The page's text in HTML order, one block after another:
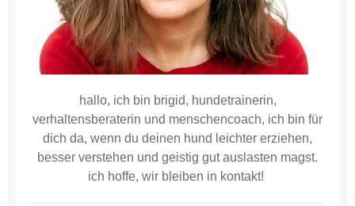
hallo, ich bin brigid, hundetrainerin,
verhaltensberaterin und menschencoach, ich bin für
dich da, wenn du deinen hund leichter erziehen,
besser verstehen und geistig gut auslasten magst.
ich hoffe, wir bleiben in kontakt!